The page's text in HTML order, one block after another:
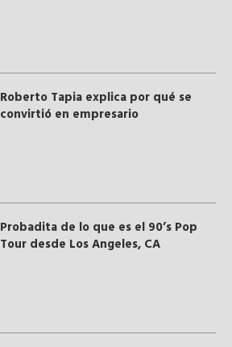
Roberto Tapia explica por qué se
convirtió en empresario
Probadita de lo que es el 90’s Pop
Tour desde Los Angeles, CA